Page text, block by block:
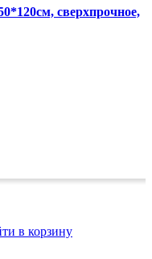
сверхпрочное,
в корзину